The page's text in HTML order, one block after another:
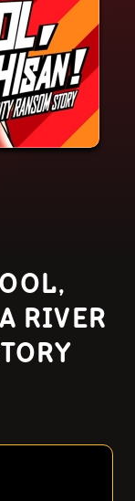
RIVER